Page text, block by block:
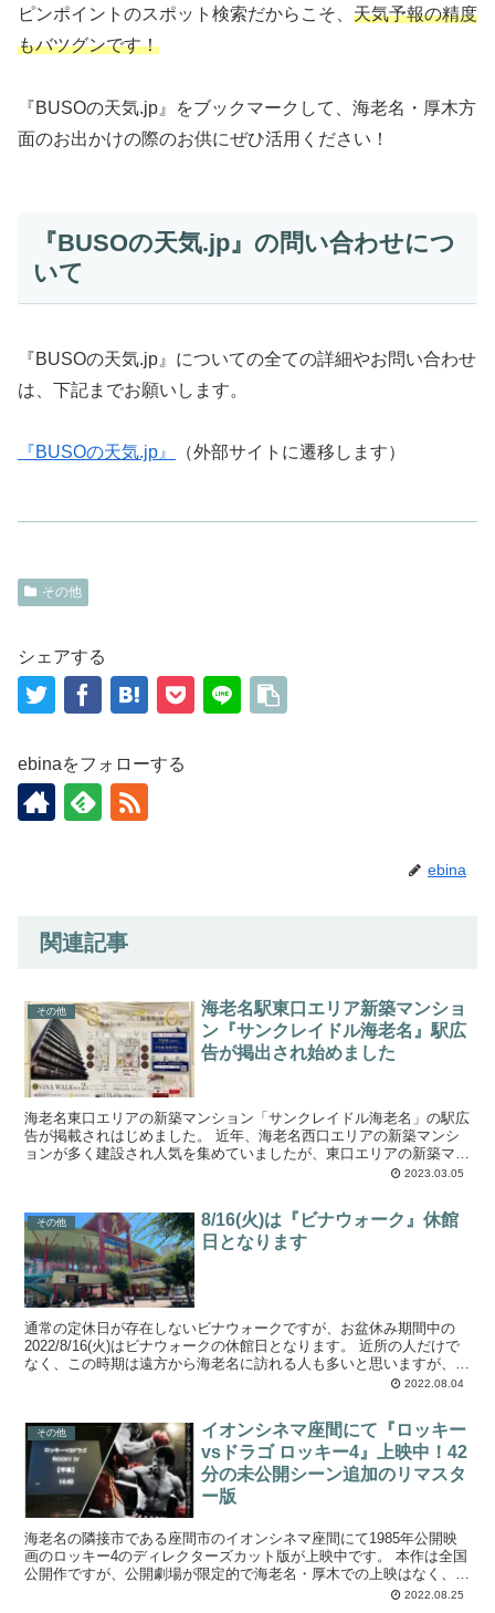
ピンポイントのスポット検索だからこそ、 天気予報の精度
もバツグンです！
『BUSOの天気.jp』をブックマークして、海老名・厚木方
面のお出かけの際のお供にぜひ活用ください！
『BUSOの天気.jp』の問い合わせにつ
いて
『BUSOの天気.jp』についての全ての詳細やお問い合わせ
は、下記までお願いします。
『BUSOの天気.jp』 （外部サイトに遷移します）
その他
シェアする
ebinaをフォローする
ebina
関連記事
その他
海老名駅東口エリア新築マンショ
ン『サンクレイドル海老名』駅広
告が掲出され始めました
海老名東口エリアの新築マンション「サンクレイドル海老名」の駅広
告が掲載されはじめました。 近年、海老名西口エリアの新築マンシ
ョンが多く建設され人気を集めていましたが、東口エリアの新築マン
2023.03.05
その他
8/16(火)は『ビナウォーク』休館
日となります
通常の定休日が存在しないビナウォークですが、お盆休み期間中の
2022/8/16(火)はビナウォークの休館日となります。 近所の人だけで
なく、この時期は遠方から海老名に訪れる人も多いと思いますが、ビ
2022.08.04
その他
イオンシネマ座間にて『ロッキー
vsドラゴ ロッキー4』上映中！42
分の未公開シーン追加のリマスタ
ー版
海老名の隣接市である座間市のイオンシネマ座間にて1985年公開映
画のロッキー4のディレクターズカット版が上映中です。 本作は全国
公開作ですが、公開劇場が限定的で海老名・厚木での上映はなく、座
2022.08.25